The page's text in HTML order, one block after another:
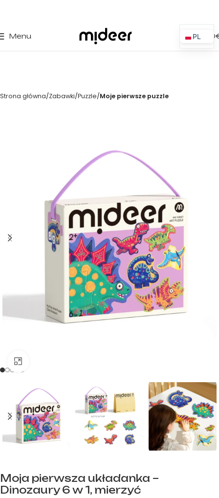
Menu 0,00
Strona główna Zabawki Puzzle Moje pierwsze puzzle
Moja pierwsza układanka –
Dinozaury 6 w 1, mierzyć
PL
ES